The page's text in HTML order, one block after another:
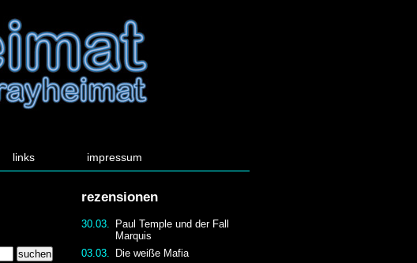
links impressum
rezensionen
30.03.
Paul Temple und der Fall
Marquis
03.03.
Die weiße Mafia